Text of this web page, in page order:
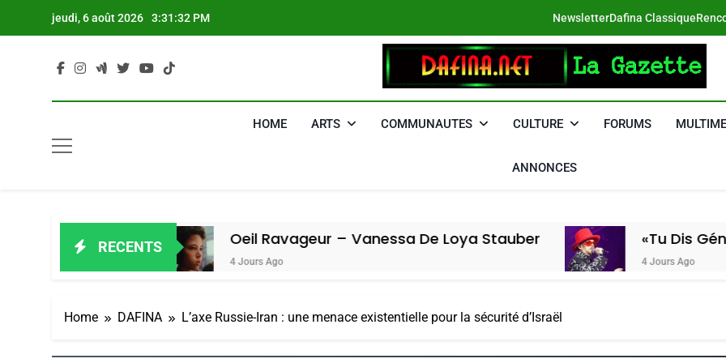
jeudi, 6 août 2026 3:31:33 PM NewsletterDafina Classique
DAFINA
HOME ARTS COMMUNAUTES CULTURE FORUMS
ANNONCES
RECENTSOeil Ravageur – Vanessa De Loya Stauber
4 Jours Ago
«Tu Dis Génocide, Je
4 Jours Ago
Home DAFINA L’axe Russie-Iran : une menace existentielle pour la sécurité d’Israël